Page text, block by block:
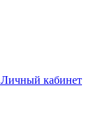
Личный кабинет